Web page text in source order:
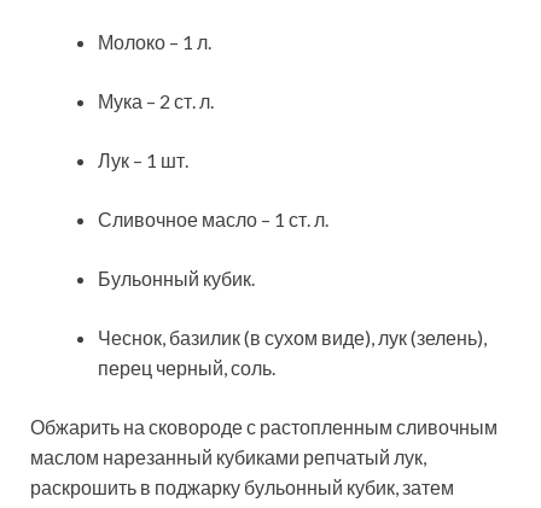
Молоко – 1 л.
Мука – 2 ст. л.
Лук – 1 шт.
Сливочное масло – 1 ст. л.
Бульонный кубик.
Чеснок, базилик (в сухом виде), лук (зелень),
перец черный, соль.
Обжарить на сковороде с растопленным сливочным
маслом нарезанный кубиками репчатый лук,
раскрошить в поджарку бульонный кубик, затем